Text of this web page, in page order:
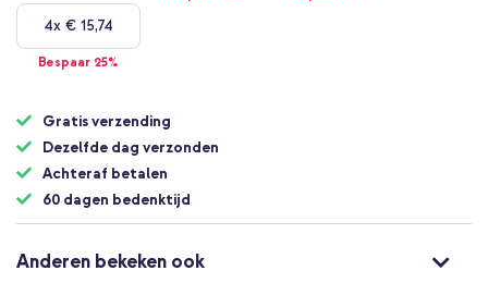
4x € 15,74
Bespaar 25%
Gratis verzending
Dezelfde dag verzonden
Achteraf betalen
60 dagen bedenktijd
Anderen bekeken ook